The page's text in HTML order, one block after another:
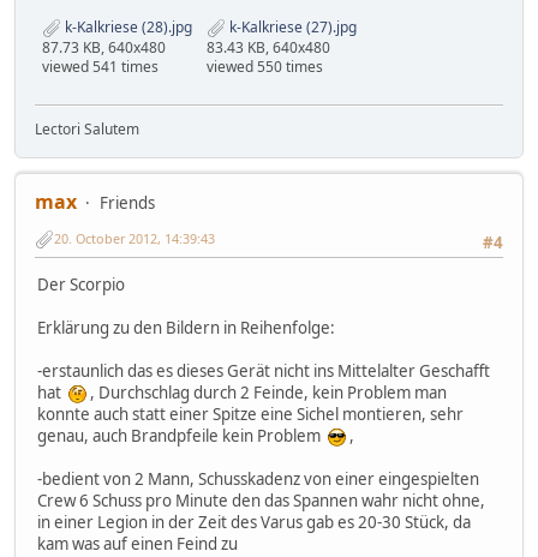
k-Kalkriese (28).jpg
87.73 KB, 640x480
viewed 541 times
k-Kalkriese (27).jpg
83.43 KB, 640x480
viewed 550 times
Lectori Salutem
max
Friends
#4
20. October 2012, 14:39:43
Der Scorpio
Erklärung zu den Bildern in Reihenfolge:
-erstaunlich das es dieses Gerät nicht ins Mittelalter Geschafft
hat
, Durchschlag durch 2 Feinde, kein Problem man
konnte auch statt einer Spitze eine Sichel montieren, sehr
genau, auch Brandpfeile kein Problem
,
-bedient von 2 Mann, Schusskadenz von einer eingespielten
Crew 6 Schuss pro Minute den das Spannen wahr nicht ohne,
in einer Legion in der Zeit des Varus gab es 20-30 Stück, da
kam was auf einen Feind zu